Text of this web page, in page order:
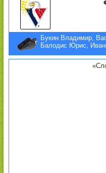
Букин Владимир,
Балодис Юрис,